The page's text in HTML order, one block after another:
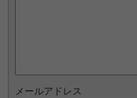
メールアドレス